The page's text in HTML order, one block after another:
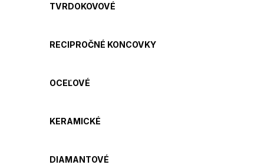
TVRDOKOVOVÉ
RECIPROČNÉ KONCOVKY
OCEĽOVÉ
KERAMICKÉ
DIAMANTOVÉ